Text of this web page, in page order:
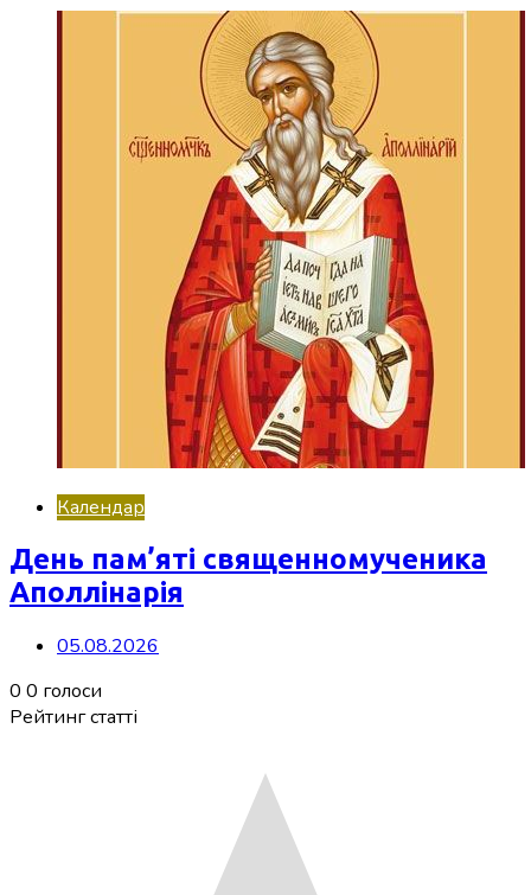
Календар
День пам’яті священномученика
Аполлінарія
05.08.2026
0 0 голоси
Рейтинг статті